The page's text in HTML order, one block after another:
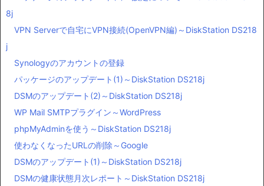
8j
VPN Serverで自宅にVPN接続(OpenVPN編)～DiskStation DS218
j
Synologyのアカウントの登録
パッケージのアップデート(1)～DiskStation DS218j
DSMのアップデート(2)～DiskStation DS218j
WP Mail SMTPプラグイン～WordPress
phpMyAdminを使う～DiskStation DS218j
使わなくなったURLの削除～Google
DSMのアップデート(1)～DiskStation DS218j
DSMの健康状態月次レポート～DiskStation DS218j